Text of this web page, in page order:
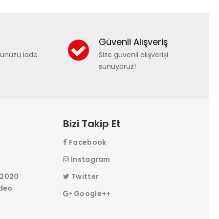
iade
Güvenli Alışveriş
Size güvenli alışverişi
sunuyoruz!
Bizi Takip Et
Facebook
İnstagram
Twitter
Google++